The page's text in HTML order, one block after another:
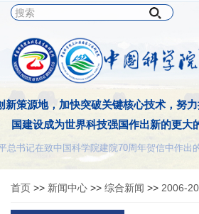
新策源地，加快突破关键核心技术，努
国建设成为世界科技强国作出新的更大
书记在致中国科学院建院70周年贺信中作出
首页 >> 新闻中心 >> 综合新闻 >> 2006-